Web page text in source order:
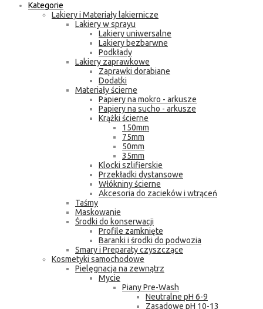
Kategorie
Lakiery i Materiały lakiernicze
Lakiery w sprayu
Lakiery uniwersalne
Lakiery bezbarwne
Podkłady
Lakiery zaprawkowe
Zaprawki dorabiane
Dodatki
Materiały ścierne
Papiery na mokro - arkusze
Papiery na sucho - arkusze
Krążki ścierne
150mm
75mm
50mm
35mm
Klocki szlifierskie
Przekładki dystansowe
Włókniny ścierne
Akcesoria do zacieków i wtrąceń
Taśmy
Maskowanie
Środki do konserwacji
Profile zamknięte
Baranki i środki do podwozia
Smary i Preparaty czyszczące
Kosmetyki samochodowe
Pielęgnacja na zewnątrz
Mycie
Piany Pre-Wash
Neutralne pH 6-9
Zasadowe pH 10-13